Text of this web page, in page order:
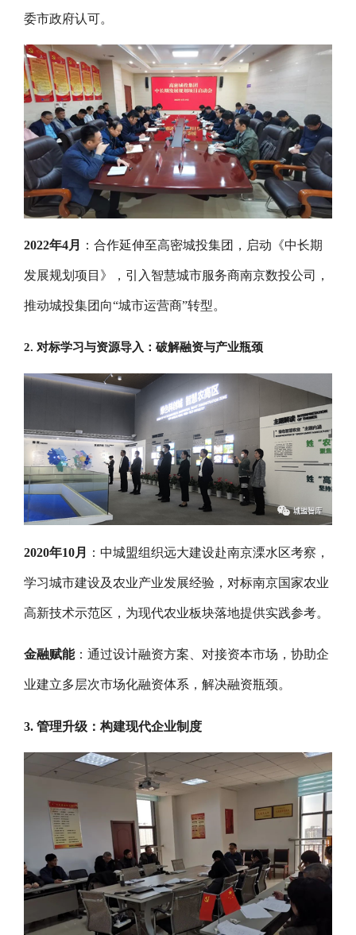
委市政府认可。
2022年4月 ：合作延伸至高密城投集团，启动《中长期
发展规划项目》，引入智慧城市服务商南京数投公司，
推动城投集团向“城市运营商”转型。
2. 对标学习与资源导入：破解融资与产业瓶颈
2020年10月 ：中城盟组织远大建设赴南京溧水区考察，
学习城市建设及农业产业发展经验，对标南京国家农业
高新技术示范区，为现代农业板块落地提供实践参考。
金融赋能：通过设计融资方案、对接资本市场，协助企
业建立多层次市场化融资体系，解决融资瓶颈。
3. 管理升级：构建现代企业制度